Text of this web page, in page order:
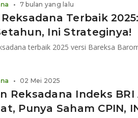
Reksadana Terbaik
Ini Strateginya!
• 7 bulan yang lalu
Reksadana Indeks BRI
Punya Saham CPIN,
• 02 Mei 2025